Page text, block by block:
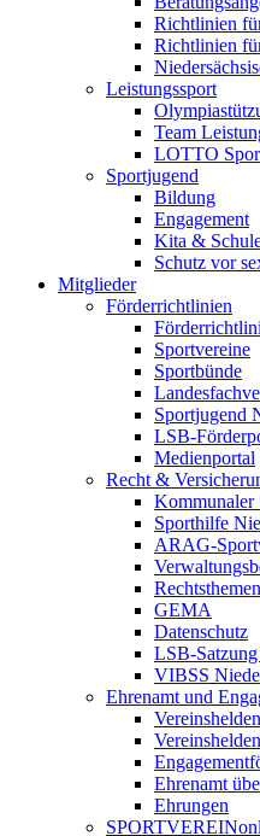
Richtlinien
Richtlinien
Leistungssport
Team
LOTTO
Sportjugend
Bildung
Engagement
Kita &
Schutz vor
Mitglieder
Förderrichtlinien
Sportvereine
Sportbünde
Sportjugend
LSB-
Medienportal
Recht &
Kommunaler
Sporthilfe
ARAG-
GEMA
Datenschutz
LSB-
VIBSS
Ehrenamt und
Vereinshelden
Ehrenamt
Ehrungen